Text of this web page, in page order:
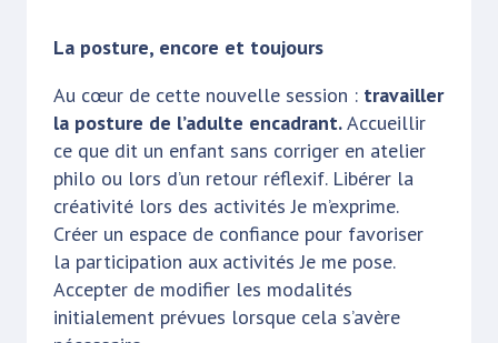
La posture, encore et toujours
Au cœur de cette nouvelle session : travailler
la posture de l’adulte encadrant.Accueillir
ce que dit un enfant sans corriger en atelier
philo ou lors d’un retour réflexif. Libérer la
créativité lors des activités Je m’exprime.
Créer un espace de confiance pour favoriser
la participation aux activités Je me pose.
Accepter de modifier les modalités
initialement prévues lorsque cela s’avère